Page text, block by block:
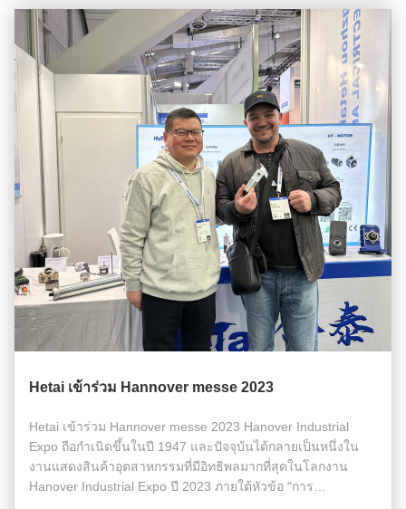
Hetai เข้าร่วม Hannover messe 2023
Hetai เข้าร่วม Hannover messe 2023 Hanover Industrial
Expo ถือกำเนิดขึ้นในปี 1947 และปัจจุบันได้กลายเป็นหนึ่งใน
งานแสดงสินค้าอุตสาหกรรมที่มีอิทธิพลมากที่สุดในโลกงาน
Hanover Industrial Expo ปี 2023 ภายใต้หัวข้อ "การ